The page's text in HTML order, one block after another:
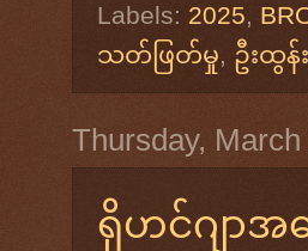
Labels: 2025,
သတ်ဖြတ်မှု, ဦးထွန်
Thursday,
ရိုဟင်ဂျာအ